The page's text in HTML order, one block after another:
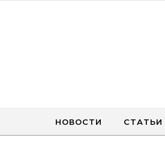
НОВОСТИ СТАТЬИ